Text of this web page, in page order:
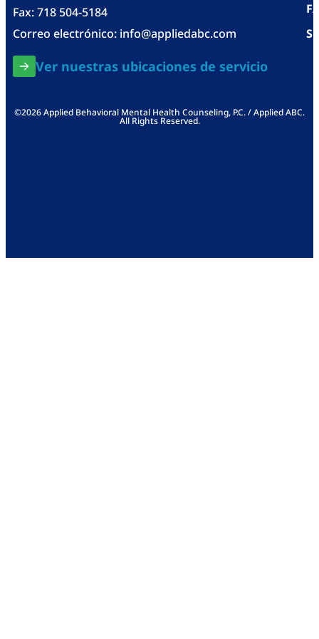
Fax: 718 504-5184
Correo electrónico: info@appliedabc.com
Ver nuestras ubicaciones de servicio
©2026 Applied Behavioral Mental Health Counseling, P.C. / Applied ABC.
All Rights Reserved.